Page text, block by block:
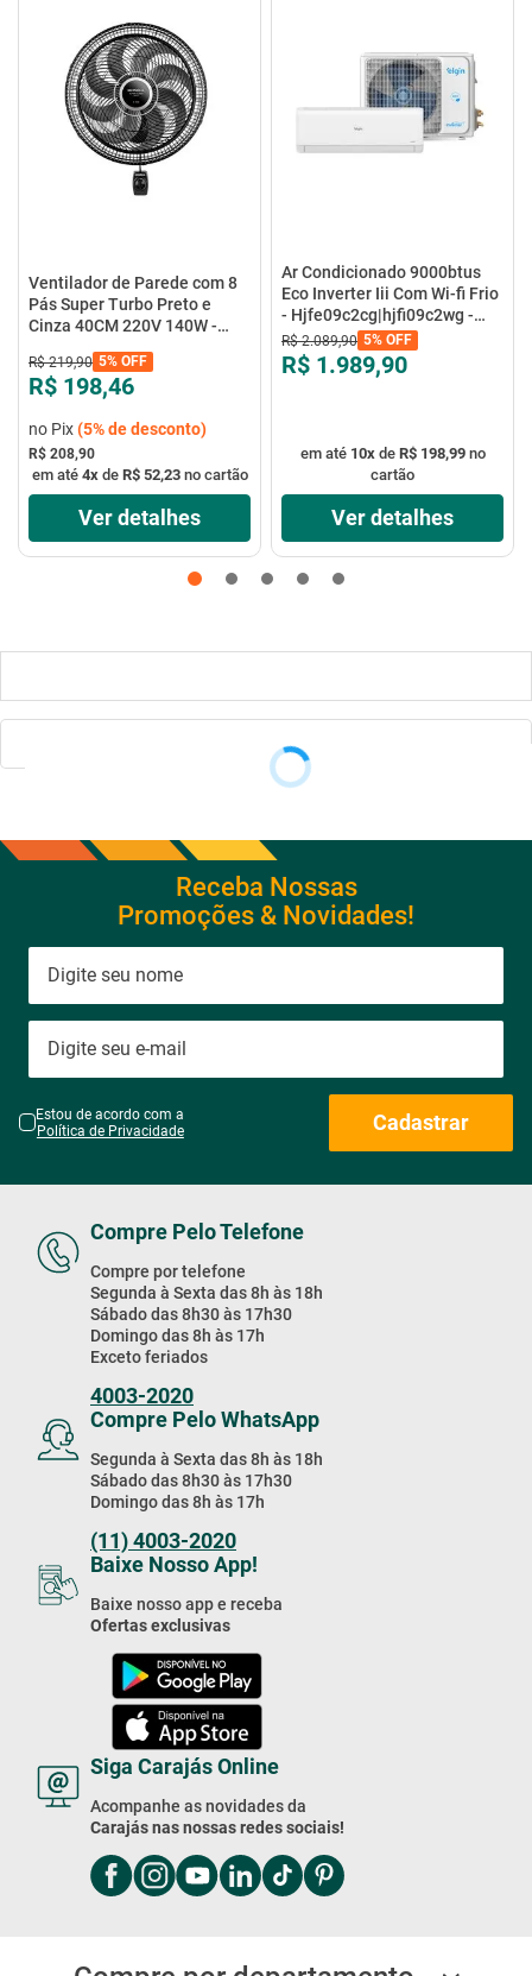
Ventilador de Parede com 8
Pás Super Turbo Preto e
Cinza 40CM 220V 140W -
R$ 219,90 5% OFF
R$ 198,46
no Pix(5%de desconto)
R$ 208,90
em até 4xde R$ 52,23no cartão
Ver detalhes
Ar Condicionado 9000btus
Eco Inverter Iii Com Wi-fi Frio
- Hjfe09c2cg|hjfi09c2wg -
Elgin
R$ 2.089,90 5% OFF
R$ 1.989,90
em até 10xde R$ 198,99no
cartão
Ver detalhes
Receba Nossas
Promoções & Novidades!
Estou de acordo com a
Política de Privacidade
Cadastrar
Compre Pelo Telefone
Compre por telefone
Segunda à Sexta das 8h às 18h
Sábado das 8h30 às 17h30
Domingo das 8h às 17h
Exceto feriados
4003-2020
Compre Pelo WhatsApp
Segunda à Sexta das 8h às 18h
Sábado das 8h30 às 17h30
Domingo das 8h às 17h
(11) 4003-2020
Baixe Nosso App!
Baixe nosso app e receba
Ofertas exclusivas
Siga Carajás Online
Acompanhe as novidades da
Carajás nas nossas redes sociais!